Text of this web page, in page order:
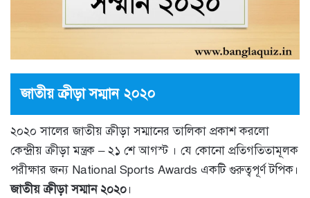
জাতীয় ক্রীড়া সম্মান ২০২০
২০২০ সালের জাতীয় ক্রীড়া সম্মানের তালিকা প্রকাশ করলো
কেন্দ্রীয় ক্রীড়া মন্ত্রক – ২১ শে আগস্ট । যে কোনো প্রতিগতিতামূলক
পরীক্ষার জন্য National Sports Awards একটি গুরুত্বপূর্ণ টপিক।
জাতীয় ক্রীড়া সম্মান ২০২০।